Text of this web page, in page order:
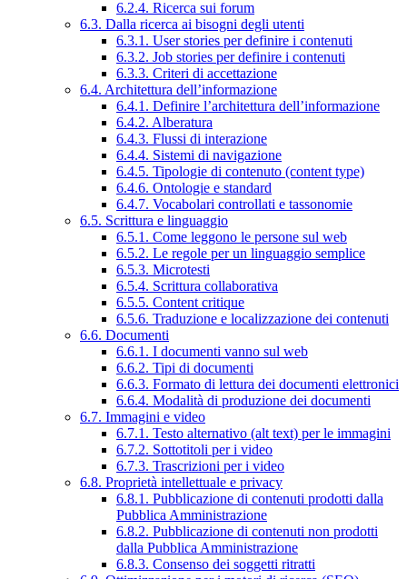
6.2.4. Ricerca sui forum
6.3. Dalla ricerca ai bisogni degli utenti
6.3.1. User stories per definire i contenuti
6.3.2. Job stories per definire i contenuti
6.3.3. Criteri di accettazione
6.4. Architettura dell’informazione
6.4.1. Definire l’architettura dell’informazione
6.4.2. Alberatura
6.4.3. Flussi di interazione
6.4.4. Sistemi di navigazione
6.4.5. Tipologie di contenuto (content type)
6.4.6. Ontologie e standard
6.4.7. Vocabolari controllati e tassonomie
6.5. Scrittura e linguaggio
6.5.1. Come leggono le persone sul web
6.5.2. Le regole per un linguaggio semplice
6.5.3. Microtesti
6.5.4. Scrittura collaborativa
6.5.5. Content critique
6.5.6. Traduzione e localizzazione dei contenuti
6.6. Documenti
6.6.1. I documenti vanno sul web
6.6.2. Tipi di documenti
6.6.3. Formato di lettura dei documenti elettronici
6.6.4. Modalità di produzione dei documenti
6.7. Immagini e video
6.7.1. Testo alternativo (alt text) per le immagini
6.7.2. Sottotitoli per i video
6.7.3. Trascrizioni per i video
6.8. Proprietà intellettuale e privacy
6.8.1. Pubblicazione di contenuti prodotti dalla
Pubblica Amministrazione
6.8.2. Pubblicazione di contenuti non prodotti
dalla Pubblica Amministrazione
6.8.3. Consenso dei soggetti ritratti